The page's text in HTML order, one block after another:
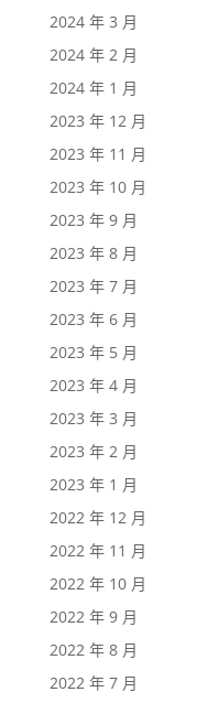
2024 年 3 月
2024 年 2 月
2024 年 1 月
2023 年 12 月
2023 年 11 月
2023 年 10 月
2023 年 9 月
2023 年 8 月
2023 年 7 月
2023 年 6 月
2023 年 5 月
2023 年 4 月
2023 年 3 月
2023 年 2 月
2023 年 1 月
2022 年 12 月
2022 年 11 月
2022 年 10 月
2022 年 9 月
2022 年 8 月
2022 年 7 月